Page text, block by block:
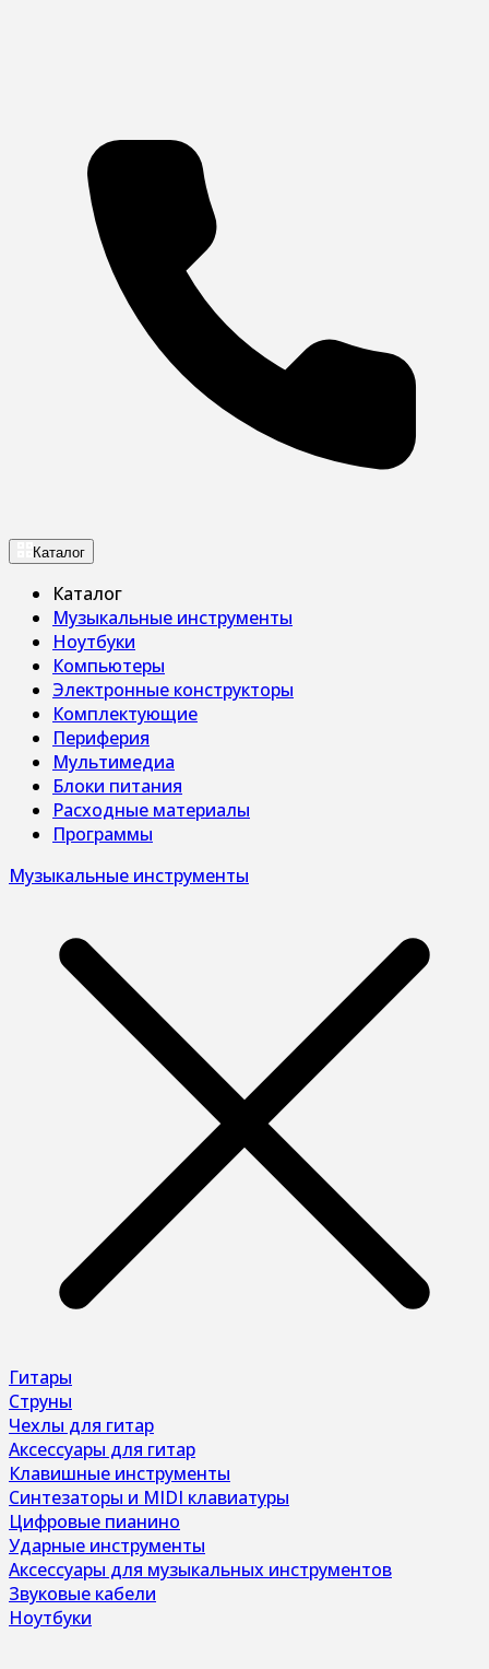
Каталог
Каталог
Музыкальные инструменты
Ноутбуки
Компьютеры
Электронные конструкторы
Комплектующие
Периферия
Мультимедиа
Блоки питания
Расходные материалы
Программы
Музыкальные инструменты
Гитары
Струны
Чехлы для гитар
Аксессуары для гитар
Клавишные инструменты
Синтезаторы и MIDI клавиатуры
Цифровые пианино
Ударные инструменты
Аксессуары для музыкальных инструментов
Звуковые кабели
Ноутбуки